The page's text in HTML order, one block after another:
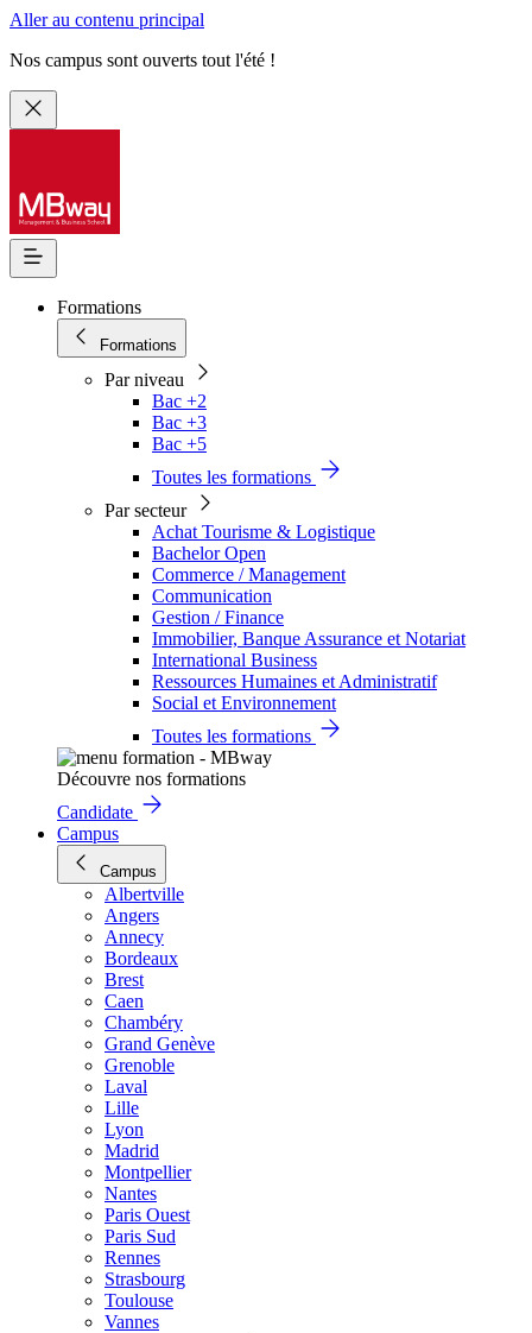
Aller au contenu principal
Nos campus sont ouverts tout l'été !
Formations
Formations
Par niveau
Bac +2
Bac +3
Bac +5
Toutes les formations
Par secteur
Achat Tourisme & Logistique
Bachelor Open
Commerce / Management
Communication
Gestion / Finance
Immobilier, Banque Assurance et Notariat
International Business
Ressources Humaines et Administratif
Social et Environnement
Toutes les formations
Découvre nos formations
Candidate
Campus
Campus
Albertville
Angers
Annecy
Bordeaux
Brest
Caen
Chambéry
Grand Genève
Grenoble
Laval
Lille
Lyon
Madrid
Montpellier
Nantes
Paris Ouest
Paris Sud
Rennes
Strasbourg
Toulouse
Vannes